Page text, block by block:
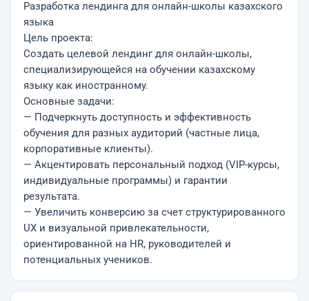
Разработка лендинга для онлайн-школы казахского
языка
Цель проекта:
Создать целевой лендинг для онлайн-школы,
специализирующейся на обучении казахскому
языку как иностранному.
Основные задачи:
— Подчеркнуть доступность и эффективность
обучения для разных аудиторий (частные лица,
корпоративные клиенты).
— Акцентировать персональный подход (VIP-курсы,
индивидуальные программы) и гарантии
результата.
— Увеличить конверсию за счет структурированного
UX и визуальной привлекательности,
ориентированной на HR, руководителей и
потенциальных учеников.